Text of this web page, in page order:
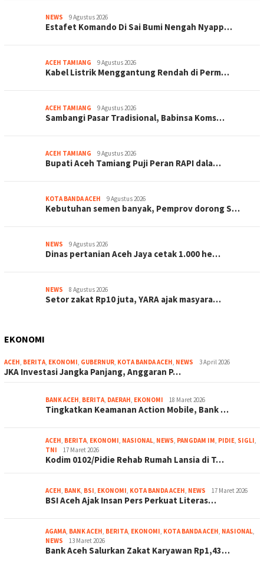
NEWS 9 Agustus 2026
Estafet Komando Di Sai Bumi Nengah Nyapp…
ACEH TAMIANG 9 Agustus 2026
Kabel Listrik Menggantung Rendah di Perm…
ACEH TAMIANG 9 Agustus 2026
Sambangi Pasar Tradisional, Babinsa Koms…
ACEH TAMIANG 9 Agustus 2026
Bupati Aceh Tamiang Puji Peran RAPI dala…
KOTA BANDA ACEH 9 Agustus 2026
Kebutuhan semen banyak, Pemprov dorong S…
NEWS 9 Agustus 2026
Dinas pertanian Aceh Jaya cetak 1.000 he…
NEWS 8 Agustus 2026
Setor zakat Rp10 juta, YARA ajak masyara…
EKONOMI
ACEH, BERITA, EKONOMI, GUBERNUR, KOTA BANDA ACEH, NEWS 3 April 2026
JKA Investasi Jangka Panjang, Anggaran P…
BANK ACEH, BERITA, DAERAH, EKONOMI 18 Maret 2026
Tingkatkan Keamanan Action Mobile, Bank …
ACEH, BERITA, EKONOMI, NASIONAL, NEWS, PANGDAM IM, PIDIE, SIGLI,
TNI
17 Maret 2026
Kodim 0102/Pidie Rehab Rumah Lansia di T…
ACEH, BANK, BSI, EKONOMI, KOTA BANDA ACEH, NEWS 17 Maret 2026
BSI Aceh Ajak Insan Pers Perkuat Literas…
AGAMA, BANK ACEH, BERITA, EKONOMI, KOTA BANDA ACEH, NASIONAL,
NEWS
13 Maret 2026
Bank Aceh Salurkan Zakat Karyawan Rp1,43…